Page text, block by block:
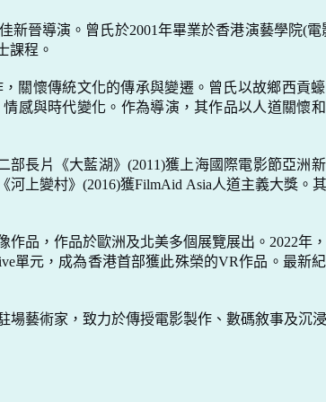
新晉導演。曾氏於2001年畢業於香港演藝學院(電
課程。
關懷傳統文化的傳承與變遷。曾氏以故鄉西貢
感與時代變化。作為導演，其作品以人道關懷
部長片《大藍湖》 (2011)獲上海國際電影節亞洲
河上變村》(2016)獲FilmAid Asia人道主義大獎。
品，作品於歐洲及北美多個展覽展出。 2022年
單元，成為香港首部獲此殊榮的VR作品。最新
藝術家，致力於傳授電影製作、數碼敘事及沉